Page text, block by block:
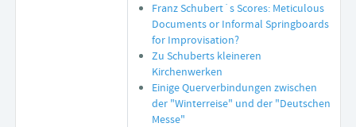
Franz Schubert´s Scores: Meticulous
Documents or Informal Springboards
for Improvisation?
Zu Schuberts kleineren
Kirchenwerken
Einige Querverbindungen zwischen
der "Winterreise" und der "Deutschen
Messe"